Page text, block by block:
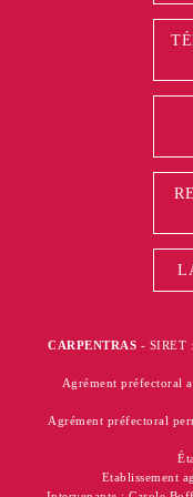
CARPENTRAS - SIRET
Agrément préfectoral
Agrément préfectoral
Etablissement